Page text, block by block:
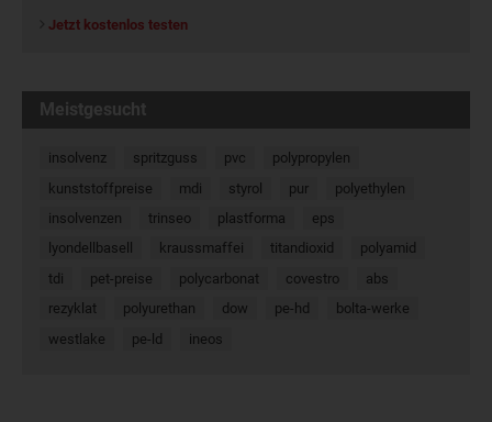
Jetzt kostenlos testen
Meistgesucht
insolvenz spritzguss pvc
polypropylen
kunststoffpreise
mdi styrol pur
polyethylen
insolvenzen
trinseo plastforma
eps
lyondellbasell
kraussmaffei titandioxid
polyamid
tdi
pet-preise polycarbonat covestro
abs
rezyklat
polyurethan dow pe-hd
bolta-werke
westlake
pe-ld ineos